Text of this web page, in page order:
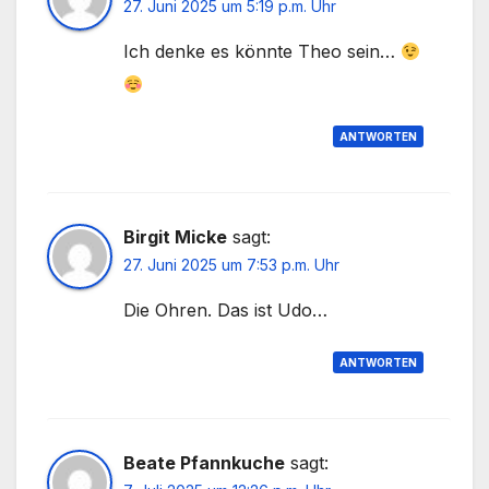
27. Juni 2025 um 5:19 p.m. Uhr
Ich denke es könnte Theo sein…
ANTWORTEN
Birgit Micke sagt:
27. Juni 2025 um 7:53 p.m. Uhr
Die Ohren. Das ist Udo…
ANTWORTEN
Beate Pfannkuche sagt: